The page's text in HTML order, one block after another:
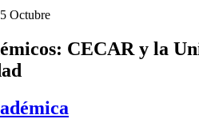
Octubre
CECAR y la